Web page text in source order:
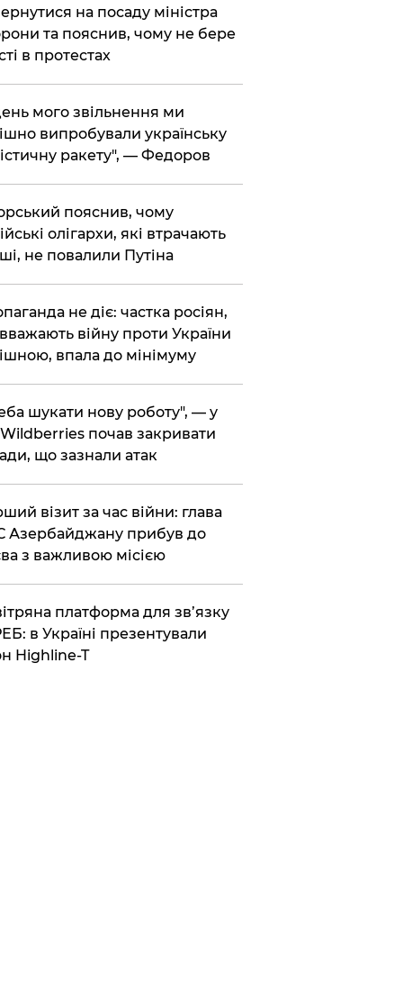
на посаду міністра
та пояснив, чому не бере
в протестах
мого звільнення ми
випробували українську
ракету", — Федоров
пояснив, чому
олігархи, які втрачають
не повалили Путіна
не діє: частка росіян,
війну проти України
впала до мінімуму
шукати нову роботу", — у
почав закривати
що зазнали атак
візит за час війни: глава
Азербайджану прибув до
з важливою місією
платформа для зв’язку
в Україні презентували
Highline-T